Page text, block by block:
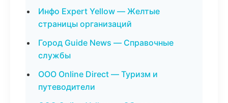
Инфо Expert Yellow — Желтые
страницы организаций
Город Guide News — Справочные
службы
ООО Online Direct — Туризм и
путеводители